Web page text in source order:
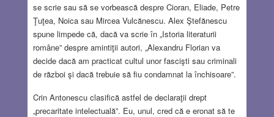
se scrie sau să se vorbească despre Cioran, Eliade, Petre
Ţuţea, Noica sau Mircea Vulcănescu. Alex Ştefănescu
spune limpede că, dacă va scrie în „Istoria literaturii
române” despre amintiţii autori, „Alexandru Florian va
decide dacă am practicat cultul unor fascişti sau criminali
de război şi dacă trebuie să fiu condamnat la închisoare”.
Crin Antonescu clasifică astfel de declaraţii drept
„precaritate intelectuală”. Eu, unul, cred că e eronat să te